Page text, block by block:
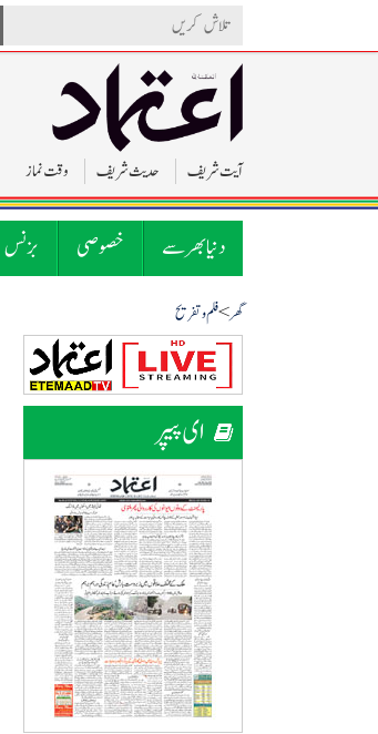
آیت شریف حدیث شریف وقت نماز
دنیا بھر سے خصوصی بزنس
گھر>فلم و تفریح
ای پیپر